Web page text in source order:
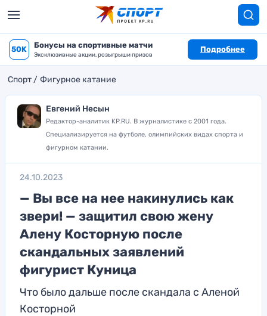
50K Бонусы на спортивные матчи
Эксклюзивные акции, розыгрыши призов
Подробнее
Спорт Фигурное катание
Евгений Несын
Редактор-аналитик KP.RU. В журналистике с 2001 года.
Специализируется на футболе, олимпийских видах спорта и
фигурном катании.
24.10.2023
— Вы все на нее накинулись как
звери! — защитил свою жену
Алену Косторную после
скандальных заявлений
фигурист Куница
Что было дальше после скандала с Аленой
Косторной